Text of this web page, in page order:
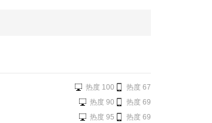
热度 67
热度 100
热度 69
热度 90
热度 69
热度 95